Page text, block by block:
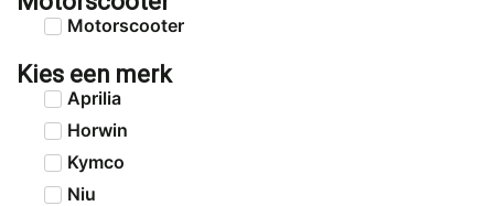
Motorscooter
Kies een merk
Aprilia
Horwin
Kymco
Niu